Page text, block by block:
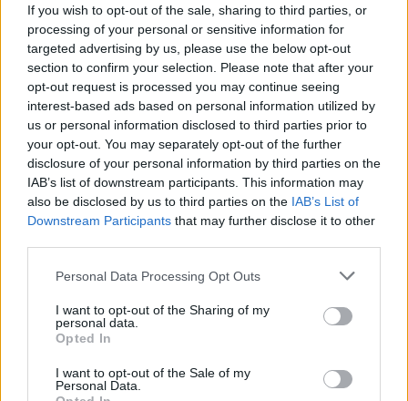
If you wish to opt-out of the sale, sharing to third parties, or
processing of your personal or sensitive information for
targeted advertising by us, please use the below opt-out
section to confirm your selection. Please note that after your
opt-out request is processed you may continue seeing
interest-based ads based on personal information utilized by
us or personal information disclosed to third parties prior to
your opt-out. You may separately opt-out of the further
disclosure of your personal information by third parties on the
IAB’s list of downstream participants. This information may
also be disclosed by us to third parties on the IAB’s List of
Downstream Participants that may further disclose it to other
Please note that this website/app uses one or more Google
not limited to your visit or usage behaviour. You may click to
grant or deny consent to Google and its third-party tags to
use your data for below specified purposes in below Google
consent section.
Personal Data Processing Opt Outs
I want to opt-out of the Sharing of my
personal data.
Opted In
I want to opt-out of the Sale of my
Personal Data.
Μπορούμε να χαρίσουμε ξανά το χαμόγελο στους
εφήβους – Μια ψυχολόγος εφαρμόζει και προτείνει
έναν ευχάριστο τρόπο να το πετύχουμε
Μέσα στον καταιγισμό δυσάρεστων ειδήσεων, μία
ψυχολόγος - και μητέρα εφήβου - υιοθετεί και
03.10.2024, 19:07